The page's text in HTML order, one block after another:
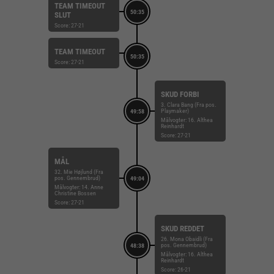
50:35
TEAM TIMEOUT
SLUT
Score: 27-21
50:35
TEAM TIMEOUT
Score: 27-21
49:58
SKUD FORBI
3. Clara Bang (Fra pos.
Playmaker)
Målvogter: 16. Althea
Reinhardt
Score: 27-21
49:04
MÅL
32. Mie Højlund (Fra
pos. Gennembrud)
Målvogter: 14. Anne
Christine Bossen
Score: 27-21
48:38
SKUD REDDET
26. Mona Obaidli (Fra
pos. Gennembrud)
Målvogter: 16. Althea
Reinhardt
Score: 26-21